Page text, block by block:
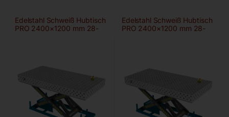
Edelstahl Schweiß Hubtisch
PRO 2400×1200 mm 28-
Edelstahl Schweiß Hubtisch
PRO 2400×1200 mm 28-